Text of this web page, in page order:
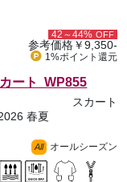
42～44% OFF
参考価格￥9,350-
1%ポイント 還元
ート WP855
スカート
春夏
All オールシーズン